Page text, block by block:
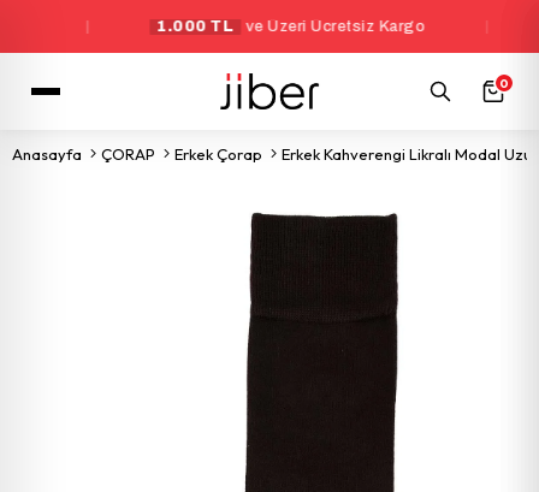
1.000 TL ve Üzeri Ücretsiz Kargo
0
Anasayfa ÇORAP Erkek Çorap Erkek Kahverengi Likralı Modal